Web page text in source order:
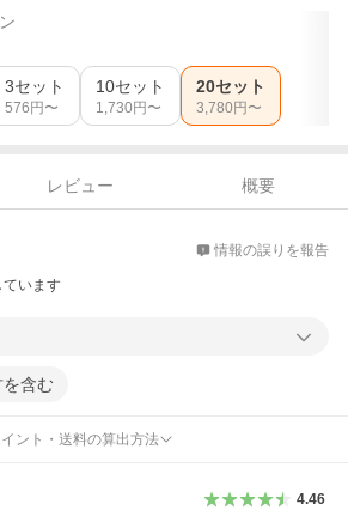
3セット
576 円〜
10セット
1,730 円〜
20セット
3,780 円〜
レビュー
概要
情報の誤りを報告
ています
含む
ント・送料の算出方法
4.46